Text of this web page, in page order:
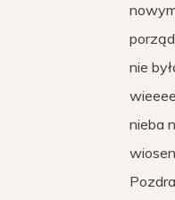
nie
nieba